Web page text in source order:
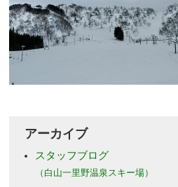
アーカイブ
スタッフブログ
（白山一里野温泉スキー場）